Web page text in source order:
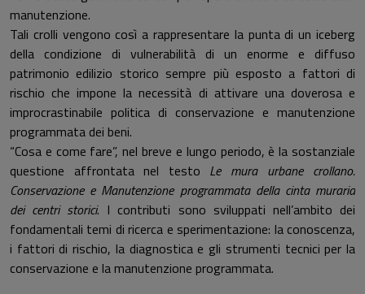
manutenzione.
Tali crolli vengono così a rappresentare la punta di un iceberg
della condizione di vulne­rabilità di un enorme e diffuso
patrimonio edilizio storico sempre più esposto a fattori di
rischio che impone la necessità di attivare una doverosa e
improcrastinabile politica di conservazione e manutenzione
programmata dei beni.
“Cosa e come fare”, nel breve e lungo periodo, è la sostanziale
questione affrontata nel testo Le mura urbane crollano.
Conservazione e Manutenzione programmata della cinta muraria
dei centri storici. I contributi sono sviluppati nell’ambito dei
fondamentali temi di ricerca e sperimentazione: la conoscenza,
i fattori di rischio, la diagnostica e gli stru­menti tecnici per la
conservazione e la manutenzione programmata.